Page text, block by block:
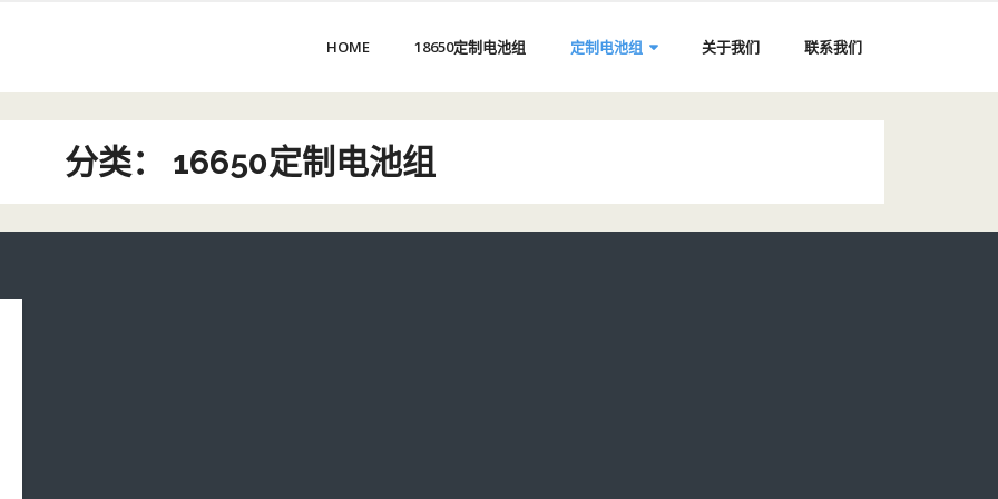
HOME 18650定制电池组 定制电池组 关于我们 联系我们
分类： 16650定制电池组